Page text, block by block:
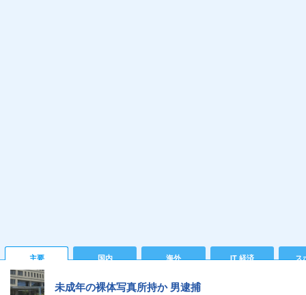
主要 国内 海外 IT 経済 ス
未成年の裸体写真所持か 男逮捕